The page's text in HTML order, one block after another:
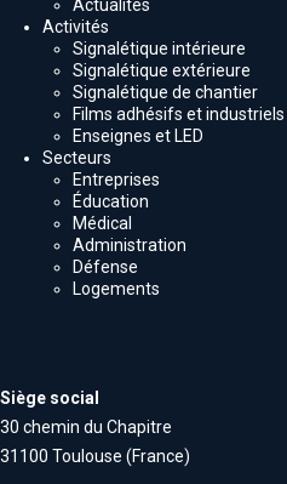
Actualités
Activités
Signalétique intérieure
Signalétique extérieure
Signalétique de chantier
Films adhésifs et industriels
Enseignes et LED
Secteurs
Entreprises
Éducation
Médical
Administration
Défense
Logements
Siège social
30 chemin du Chapitre
31100 Toulouse (France)